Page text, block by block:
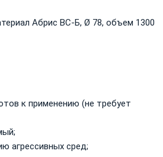
Абрис ВС-Б, Ø 78, объем 1300
к применению (не требует
агрессивных сред;